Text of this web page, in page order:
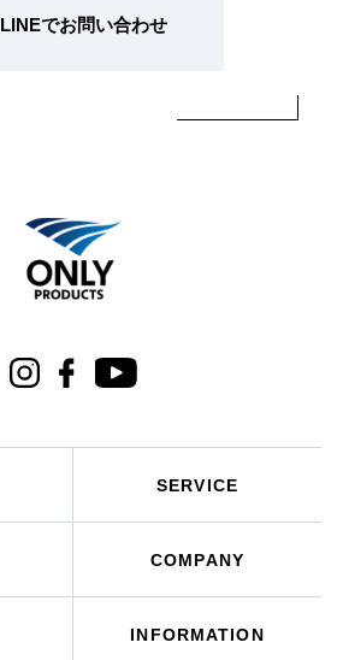
LINEでお問い合わせ
SERVICE
COMPANY
INFORMATION